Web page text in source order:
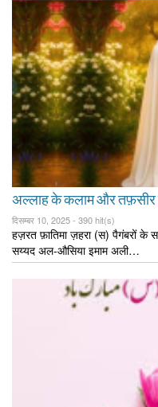
अल्लाह के कलाम और तफ़सीर
दिसम्बर 10, 2025 - 390 hit(s)
हज़रत फ़ातिमा ज़हरा (स) पैगंबरों के
सय्यद अल-औसिया इमाम अली…